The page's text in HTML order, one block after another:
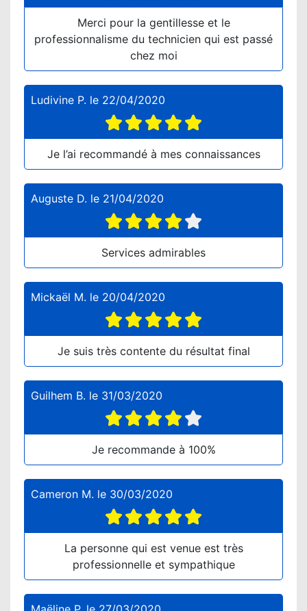
Merci pour la gentillesse et le
professionnalisme du technicien qui est passé
chez moi
Ludivine P. le 22/04/2020
Je l’ai recommandé à mes connaissances
Auguste D. le 21/04/2020
Services admirables
Mickaël M. le 20/04/2020
Je suis très contente du résultat final
Guilhem B. le 31/03/2020
Je recommande à 100%
Cameron M. le 30/03/2020
La personne qui est venue est très
professionnelle et sympathique